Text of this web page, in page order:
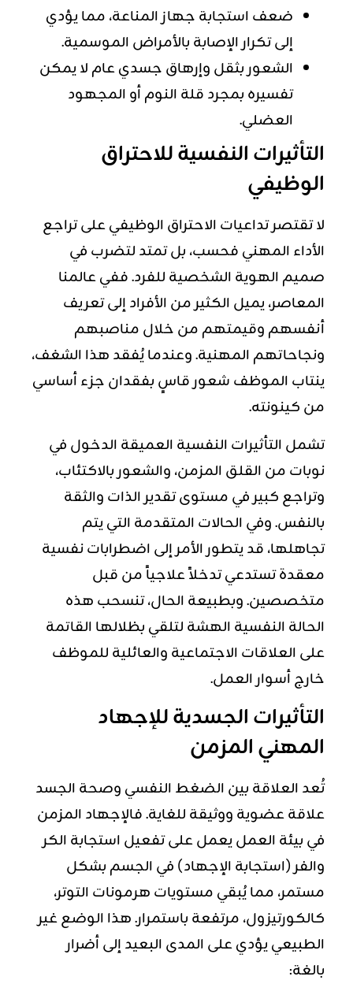
ضعف استجابة جهاز المناعة، مما يؤدي
إلى تكرار الإصابة بالأمراض الموسمية.
الشعور بثقل وإرهاق جسدي عام لا يمكن
تفسيره بمجرد قلة النوم أو المجهود
العضلي.
التأثيرات النفسية للاحتراق
الوظيفي
لا تقتصر تداعيات الاحتراق الوظيفي على تراجع
الأداء المهني فحسب، بل تمتد لتضرب في
صميم الهوية الشخصية للفرد. ففي عالمنا
المعاصر، يميل الكثير من الأفراد إلى تعريف
أنفسهم وقيمتهم من خلال مناصبهم
ونجاحاتهم المهنية. وعندما يُفقد هذا الشغف،
ينتاب الموظف شعور قاسٍ بفقدان جزء أساسي
من كينونته.
تشمل التأثيرات النفسية العميقة الدخول في
نوبات من القلق المزمن، والشعور بالاكتئاب،
وتراجع كبير في مستوى تقدير الذات والثقة
بالنفس. وفي الحالات المتقدمة التي يتم
تجاهلها، قد يتطور الأمر إلى اضطرابات نفسية
معقدة تستدعي تدخلاً علاجياً من قبل
متخصصين. وبطبيعة الحال، تنسحب هذه
الحالة النفسية الهشة لتلقي بظلالها القاتمة
على العلاقات الاجتماعية والعائلية للموظف
خارج أسوار العمل.
التأثيرات الجسدية للإجهاد
المهني المزمن
تُعد العلاقة بين الضغط النفسي وصحة الجسد
علاقة عضوية ووثيقة للغاية. فالإجهاد المزمن
في بيئة العمل يعمل على تفعيل استجابة الكر
والفر (استجابة الإجهاد) في الجسم بشكل
مستمر، مما يُبقي مستويات هرمونات التوتر،
كالكورتيزول، مرتفعة باستمرار. هذا الوضع غير
الطبيعي يؤدي على المدى البعيد إلى أضرار
بالغة: